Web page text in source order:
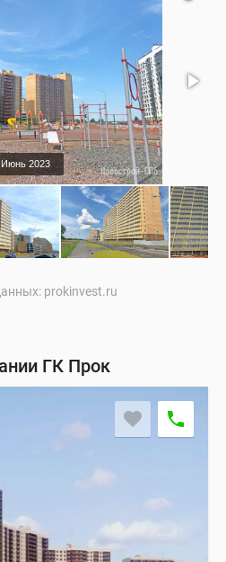
Июнь 2023
prokinvest.ru
ГК Прок